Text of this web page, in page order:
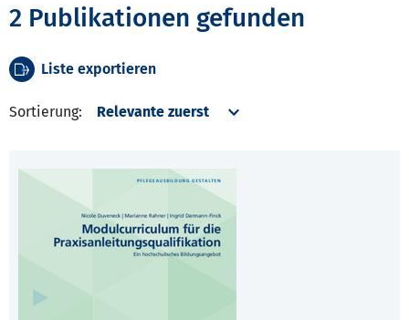
2 Publikationen gefunden
Liste exportieren
Sortierung: